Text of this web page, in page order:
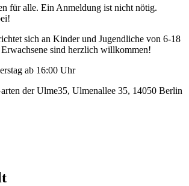
für alle. Ein Anmeldung ist nicht nötig.
sich an Kinder und Jugendliche von 6-18
Erwachsene sind herzlich willkommen!
ab 16:00 Uhr
der Ulme35, Ulmenallee 35, 14050 Berlin